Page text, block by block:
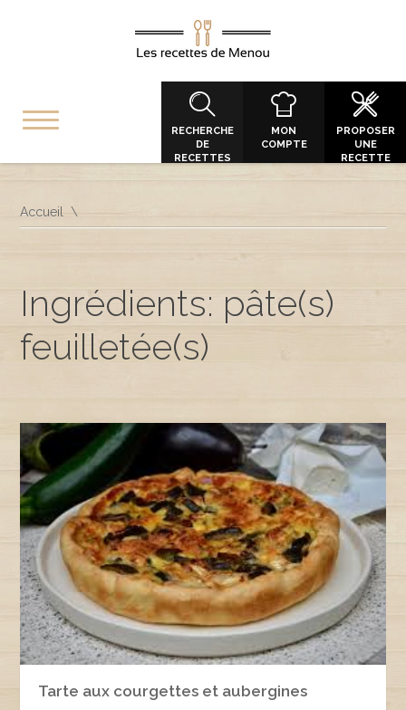
RECHERCHE
DE
RECETTES
MON
COMPTE
PROPOSER
UNE
RECETTE
Accueil
Ingrédients: pâte(s)
feuilletée(s)
Tarte aux courgettes et aubergines